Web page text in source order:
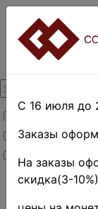
Товары со
Товары в
Новинки
С 16 июля до
Заказы
На заказы
скидка(3-